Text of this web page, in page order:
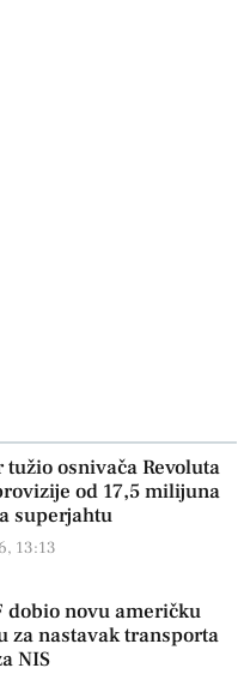
tužio osnivača Revoluta
od 17,5 milijuna
superjahtu
13:13
dobio novu američku
za nastavak transporta
NIS